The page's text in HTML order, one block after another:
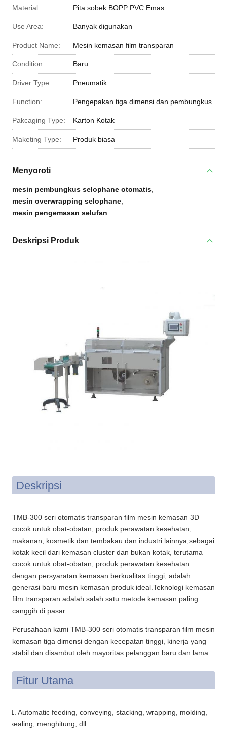
Material: Pita sobek BOPP PVC Emas
Use Area: Banyak digunakan
Product Name: Mesin kemasan film transparan
Condition: Baru
Driver Type: Pneumatik
Function: Pengepakan tiga dimensi dan pembungkus
Pakcaging Type: Karton Kotak
Maketing Type: Produk biasa
Menyoroti
mesin pembungkus selophane otomatis
mesin overwrapping selophane
mesin pengemasan selufan
Deskripsi Produk
Deskripsi
TMB-300 seri otomatis transparan film mesin kemasan 3D
cocok untuk obat-obatan, produk perawatan kesehatan,
makanan, kosmetik dan tembakau dan industri lainnya,sebagai
kotak kecil dari kemasan cluster dan bukan kotak, terutama
cocok untuk obat-obatan, produk perawatan kesehatan
dengan persyaratan kemasan berkualitas tinggi, adalah
generasi baru mesin kemasan produk ideal.Teknologi kemasan
film transparan adalah salah satu metode kemasan paling
canggih di pasar.
Perusahaan kami TMB-300 seri otomatis transparan film mesin
kemasan tiga dimensi dengan kecepatan tinggi, kinerja yang
stabil dan disambut oleh mayoritas pelanggan baru dan lama.
Fitur Utama
1. Automatic feeding, conveying, stacking, wrapping, molding,
sealing, menghitung, dll